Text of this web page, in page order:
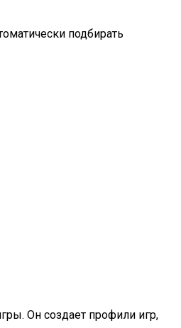
подбирать
Он создает профили игр,